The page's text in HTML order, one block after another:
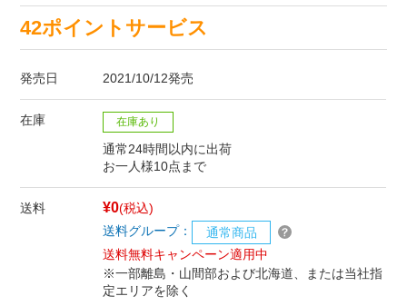
42ポイントサービス
発売日 2021/10/12発売
在庫 在庫あり
通常24時間以内に出荷
お一人様10点まで
送料 ¥0(税込)
送料グループ：
通常商品
送料無料キャンペーン適用中
※一部離島・山間部および北海道、または当社指
定エリアを除く